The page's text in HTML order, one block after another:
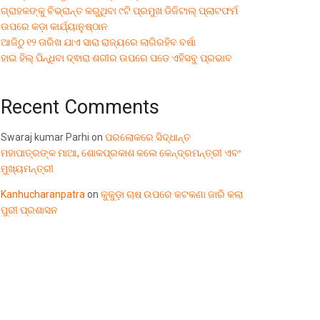
ଗ୍ରାହକଙ୍କୁ ବିଭ୍ରାନ୍ତ କରୁଥିବା ୯ଟି ପ୍ରମୁଖ ଡିଜିଟାଲ୍ ପ୍ଲାଟଫର୍ମ
ଉପରେ କଡ଼ା କାର୍ଯ୍ୟାନୁଷ୍ଠାନ
ଆଜିଠୁ ୧୨ ତାରିଖ ଯାଏ ସାରା ରାଜ୍ୟରେ ଲାଗିରହିବ ବର୍ଷା
ହାଇ ହିଲ୍ ପିନ୍ଧିବା ଦ୍ଵାରା ଶରୀର ଉପରେ ପଡେ ଏହିସବୁ ପ୍ରଭାବ
Recent Comments
Swaraj kumar Parhi on ପରଲୋକରେ ସିଦ୍ଧାନ୍ତ
ମହାପାତ୍ରଙ୍କ ମାଆ, ଶୋକପ୍ରକାଶ କଲେ କେନ୍ଦ୍ରମନ୍ତ୍ରୀ ଏବଂ
ମୁଖ୍ୟମନ୍ତ୍ରୀ
Kanhucharanpatraon କୁକୁଡ଼ା ଚାଷ ଉପରେ କଟକଣା ଜାରି କଲା
ପୁରୀ ପ୍ରଶାସନ